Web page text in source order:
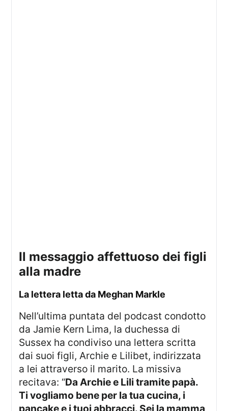
il messaggio affettuoso dei figli
alla madre
la lettera letta da Meghan Markle
Nell’ultima puntata del podcast condotto
da Jamie Kern Lima, la duchessa di
Sussex ha condiviso una lettera scritta
dai suoi figli, Archie e Lilibet, indirizzata
a lei attraverso il marito. La missiva
recitava: “Da Archie e Lili tramite papà.
Ti vogliamo bene per la tua cucina, i